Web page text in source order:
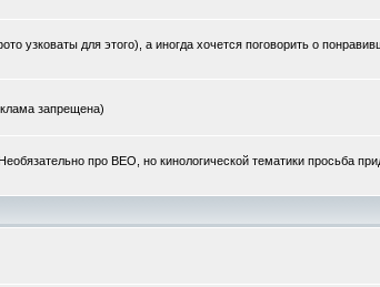
узковаты для этого), а иногда хочется поговорить о
запрещена)
про ВЕО, но кинологической тематики просьба